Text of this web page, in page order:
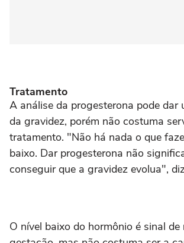
Tratamento
A análise da progesterona pode dar
da gravidez, porém não costuma
tratamento. "Não há nada o que
baixo. Dar progesterona não
conseguir que a gravidez evolua",
O nível baixo do hormônio é sinal de